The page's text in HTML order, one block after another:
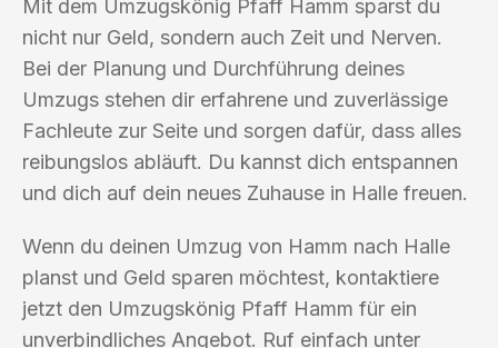
Mit dem Umzugskönig Pfaff Hamm sparst du
nicht nur Geld, sondern auch Zeit und Nerven.
Bei der Planung und Durchführung deines
Umzugs stehen dir erfahrene und zuverlässige
Fachleute zur Seite und sorgen dafür, dass alles
reibungslos abläuft. Du kannst dich entspannen
und dich auf dein neues Zuhause in Halle freuen.
Wenn du deinen Umzug von Hamm nach Halle
planst und Geld sparen möchtest, kontaktiere
jetzt den Umzugskönig Pfaff Hamm für ein
unverbindliches Angebot. Ruf einfach unter